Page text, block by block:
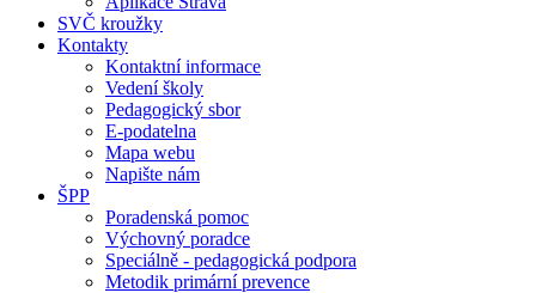
SVČ kroužky
Kontakty
Kontaktní informace
Vedení školy
Pedagogický sbor
E-podatelna
Mapa webu
Napište nám
ŠPP
Poradenská pomoc
Výchovný poradce
Speciálně - pedagogická podpora
Metodik primární prevence